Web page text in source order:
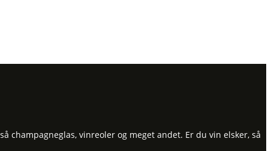
champagneglas, vinreoler og meget andet. Er du vin elsker, så